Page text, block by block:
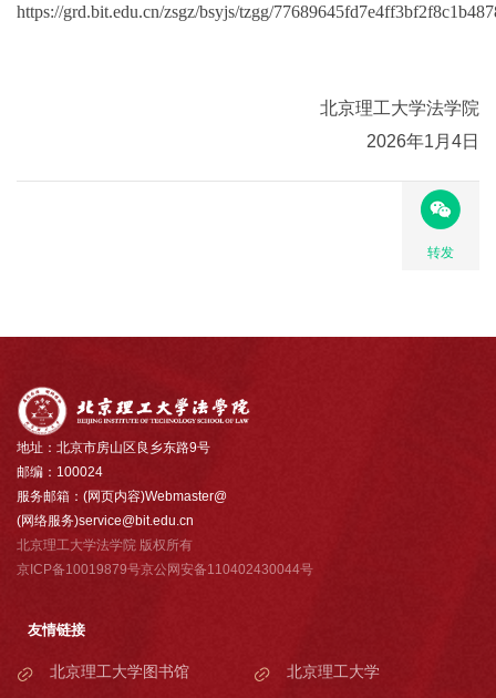
https://grd.bit.edu.cn/zsgz/bsyjs/tzgg/
北京理工大学法学院
2026年1月4日
转发
地址：北京市房山区良乡东路9号
邮编：100024
服务邮箱：(网页内容)Webmaster@
(网络服务)service@bit.edu.cn
北京理工大学法学院 版权所有
京ICP备10019879号京公网安备110402430044号
友情链接
北京理工大学图书馆 北京理工大学